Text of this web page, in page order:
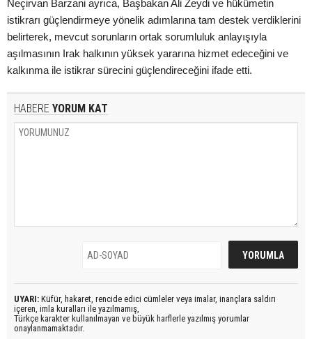
Neçirvan Barzani ayrıca, Başbakan Ali Zeydi ve hükümetin
istikrarı güçlendirmeye yönelik adımlarına tam destek verdiklerini
belirterek, mevcut sorunların ortak sorumluluk anlayışıyla
aşılmasının Irak halkının yüksek yararına hizmet edeceğini ve
kalkınma ile istikrar sürecini güçlendireceğini ifade etti.
HABERE YORUM KAT
UYARI: Küfür, hakaret, rencide edici cümleler veya imalar, inançlara saldırı
içeren, imla kuralları ile yazılmamış,
Türkçe karakter kullanılmayan ve büyük harflerle yazılmış yorumlar
onaylanmamaktadır.